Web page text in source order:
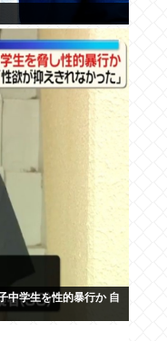
中学生を性的暴行か 自